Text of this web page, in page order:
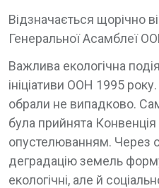
Відзначається щорічно
Генеральної Асамблеї
Важлива екологічна
ініціативи ООН 1995
обрали не випадково.
була прийнята
опустелюванням. Через
деградацію земель
екологічні, але й